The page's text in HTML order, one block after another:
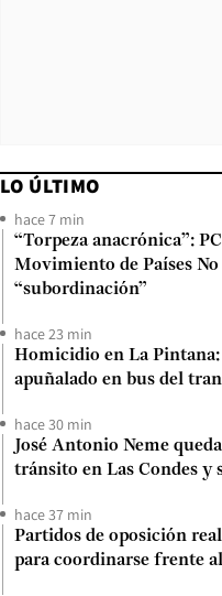
LO ÚLTIMO
hace 7 min
“Torpeza anacrónica”:
Movimiento de Países
“subordinación”
hace 23 min
Homicidio en La
apuñalado en bus del
hace 30 min
José Antonio Neme
tránsito en Las Condes y
hace 37 min
Partidos de oposición
para coordinarse frente